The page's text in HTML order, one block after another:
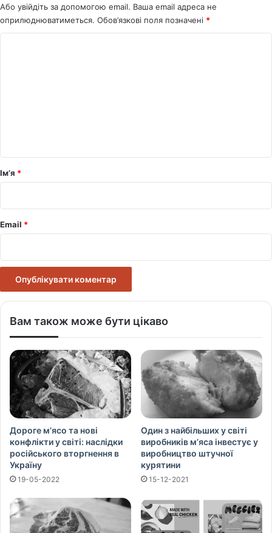
Або увійдіть за допомогою email. Ваша email адреса не
оприлюднюватиметься. Обов’язкові поля позначені *
рІм’я *
Email *
Вам також може бути цікаво
Дороге м’ясо та нові
конфлікти у світі: наслідки
російського вторгнення в
Україну
19-05-2022
Один з найбільших у світі
виробників м’яса інвестує у
виробництво штучної
курятини
15-12-2021